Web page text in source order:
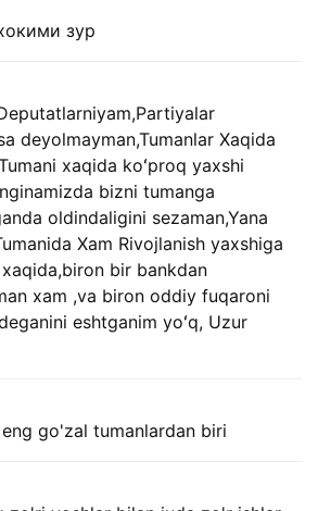
зур
deyolmayman,Tumanlar Xaqida
xaqida koʻproq yaxshi
bizni tumanga
oldindaligini sezaman,Yana
Xam Rivojlanish yaxshiga
xaqida,biron bir bankdan
xam ,va biron oddiy fuqaroni
eshtganim yoʻq, Uzur
go'zal tumanlardan biri